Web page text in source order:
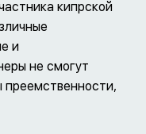
кипрской
и
не смогут
преемственности,